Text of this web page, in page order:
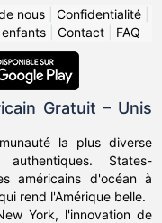
nous Confidentialité
| Contact| FAQ
Gratuit – Unis
la plus diverse
States-
américains d'océan à
rend l'Amérique belle.
York, l'innovation de